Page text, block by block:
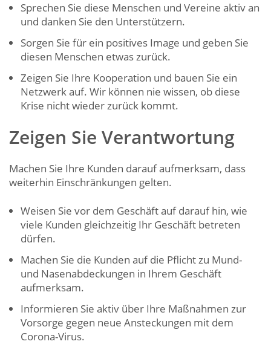
Sprechen Sie diese Menschen und Vereine aktiv an
und danken Sie den Unterstützern.
Sorgen Sie für ein positives Image und geben Sie
diesen Menschen etwas zurück.
Zeigen Sie Ihre Kooperation und bauen Sie ein
Netzwerk auf. Wir können nie wissen, ob diese
Krise nicht wieder zurück kommt.
Zeigen Sie Verantwortung
Machen Sie Ihre Kunden darauf aufmerksam, dass
weiterhin Einschränkungen gelten.
Weisen Sie vor dem Geschäft auf darauf hin, wie
viele Kunden gleichzeitig Ihr Geschäft betreten
dürfen.
Machen Sie die Kunden auf die Pflicht zu Mund-
und Nasenabdeckungen in Ihrem Geschäft
aufmerksam.
Informieren Sie aktiv über Ihre Maßnahmen zur
Vorsorge gegen neue Ansteckungen mit dem
Corona-Virus.